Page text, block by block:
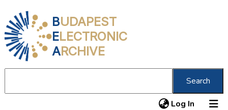
BUDAPEST
ELECTRONIC
ARCHIVE
Search
Log In (current)